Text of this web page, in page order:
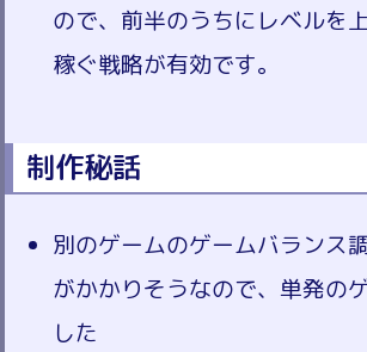
ので、前半のうちにレベルを
稼ぐ戦略が有効です。
制作秘話
別のゲームのゲームバランス
がかかりそうなので、単発の
した